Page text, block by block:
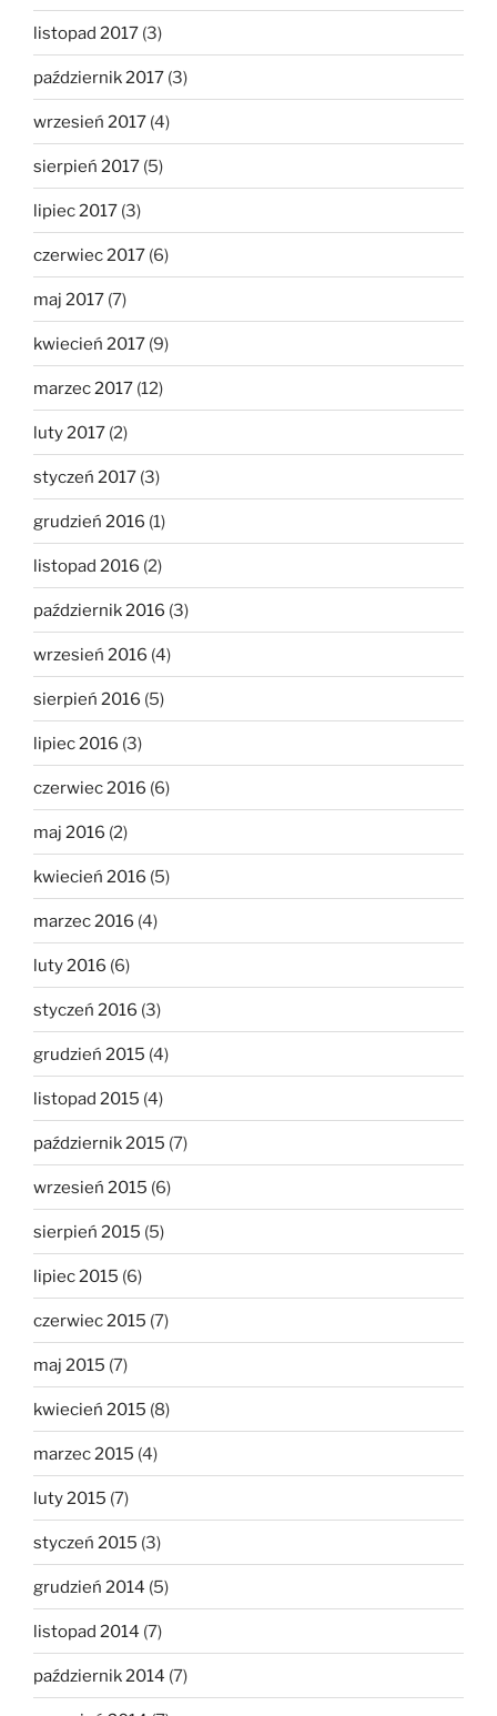
listopad 2017 (3)
październik 2017 (3)
wrzesień 2017 (4)
sierpień 2017 (5)
lipiec 2017 (3)
czerwiec 2017 (6)
maj 2017 (7)
kwiecień 2017 (9)
marzec 2017 (12)
luty 2017 (2)
styczeń 2017 (3)
grudzień 2016 (1)
listopad 2016 (2)
październik 2016 (3)
wrzesień 2016 (4)
sierpień 2016 (5)
lipiec 2016 (3)
czerwiec 2016 (6)
maj 2016 (2)
kwiecień 2016 (5)
marzec 2016 (4)
luty 2016 (6)
styczeń 2016 (3)
grudzień 2015 (4)
listopad 2015 (4)
październik 2015 (7)
wrzesień 2015 (6)
sierpień 2015 (5)
lipiec 2015 (6)
czerwiec 2015 (7)
maj 2015 (7)
kwiecień 2015 (8)
marzec 2015 (4)
luty 2015 (7)
styczeń 2015 (3)
grudzień 2014 (5)
listopad 2014 (7)
październik 2014 (7)